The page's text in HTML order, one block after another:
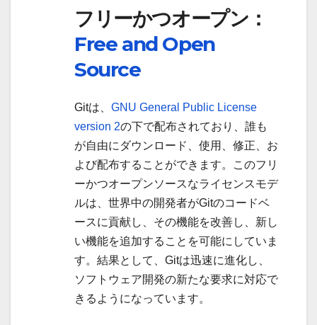
フリーかつオープン：
Free and Open
Source
Gitは、 GNU General Public License
version 2の下で配布されており、誰も
が自由にダウンロード、使用、修正、お
よび配布することができます。このフリ
ーかつオープンソースなライセンスモデ
ルは、世界中の開発者がGitのコードベ
ースに貢献し、その機能を改善し、新し
い機能を追加することを可能にしていま
す。結果として、Gitは迅速に進化し、
ソフトウェア開発の新たな要求に対応で
きるようになっています。